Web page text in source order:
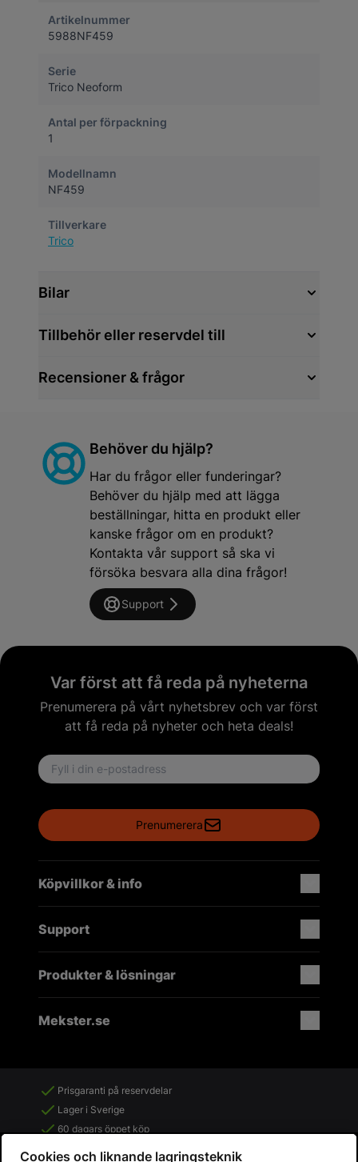
Artikelnummer
5988NF459
Serie
Trico Neoform
Antal per förpackning
1
Modellnamn
NF459
Tillverkare
Trico
Bilar
Tillbehör eller reservdel till
Recensioner & frågor
Behöver du hjälp?
Har du frågor eller funderingar?
Behöver du hjälp med att lägga
beställningar, hitta en produkt eller
kanske frågor om en produkt?
Kontakta vår support så ska vi
försöka besvara alla dina frågor!
Support
Var först att få reda på nyheterna
Prenumerera på vårt nyhetsbrev och var först
att få reda på nyheter och heta deals!
Email address
Prenumerera
Köpvillkor & info
Support
Produkter & lösningar
Mekster.se
Prisgaranti på reservdelar
Lager i Sverige
60 dagars öppet köp
Fria returer
Cookies och liknande lagringsteknik